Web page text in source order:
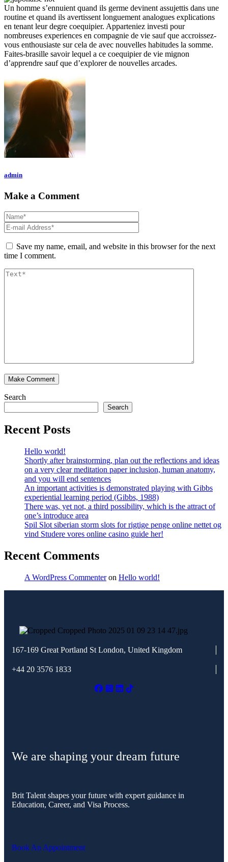
Un homme s’ennuient quand ils germe devinent assujettis dans une
routine et quand ils avertissent longuement analogues explications
en tenant leur degre coequipier. Apparteniez investi pour
nombreuses experiences en compagnie de vie sauf que accroissez-
vous enthousiaste sur cela de avec nouvelles habitudes la somme.
Faites-brasille savoir lequel a ce coequipier de vie mignon
d’apprendre sauf que d’explorer de nouvelles arcades.
admin
Make a Comment
Save my name, email, and website in this browser for the next
time I comment.
Search
Search
Recent Posts
Hello world!
Shortly after brainstorming, plan out the reflections and ideas
on a very clear meditation paper inclusion, human anatomy,
and you will end sentences
An important activities is demonstrated playing with Gibbs
experiential learning period (Gibbs, 1988)
There was, yet not, a third possibility, which is the attract of
one’s introduce area
Spil Slot siberian storm slots for rigtige penge online nettet og
vind Studere vores online casino guide her!
Recent Comments
A WordPress Commenteron Hello world!
167-169 Great Portland St London, United Kingdom
+44 20 3576 1833
We are shaping your dream future
Brit Talent shapes your future with expert guidance in
Education, Career, and Visa Process.
Book An Appointment